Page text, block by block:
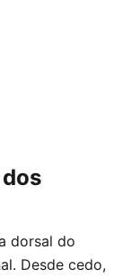
dorsal do
Desde cedo,